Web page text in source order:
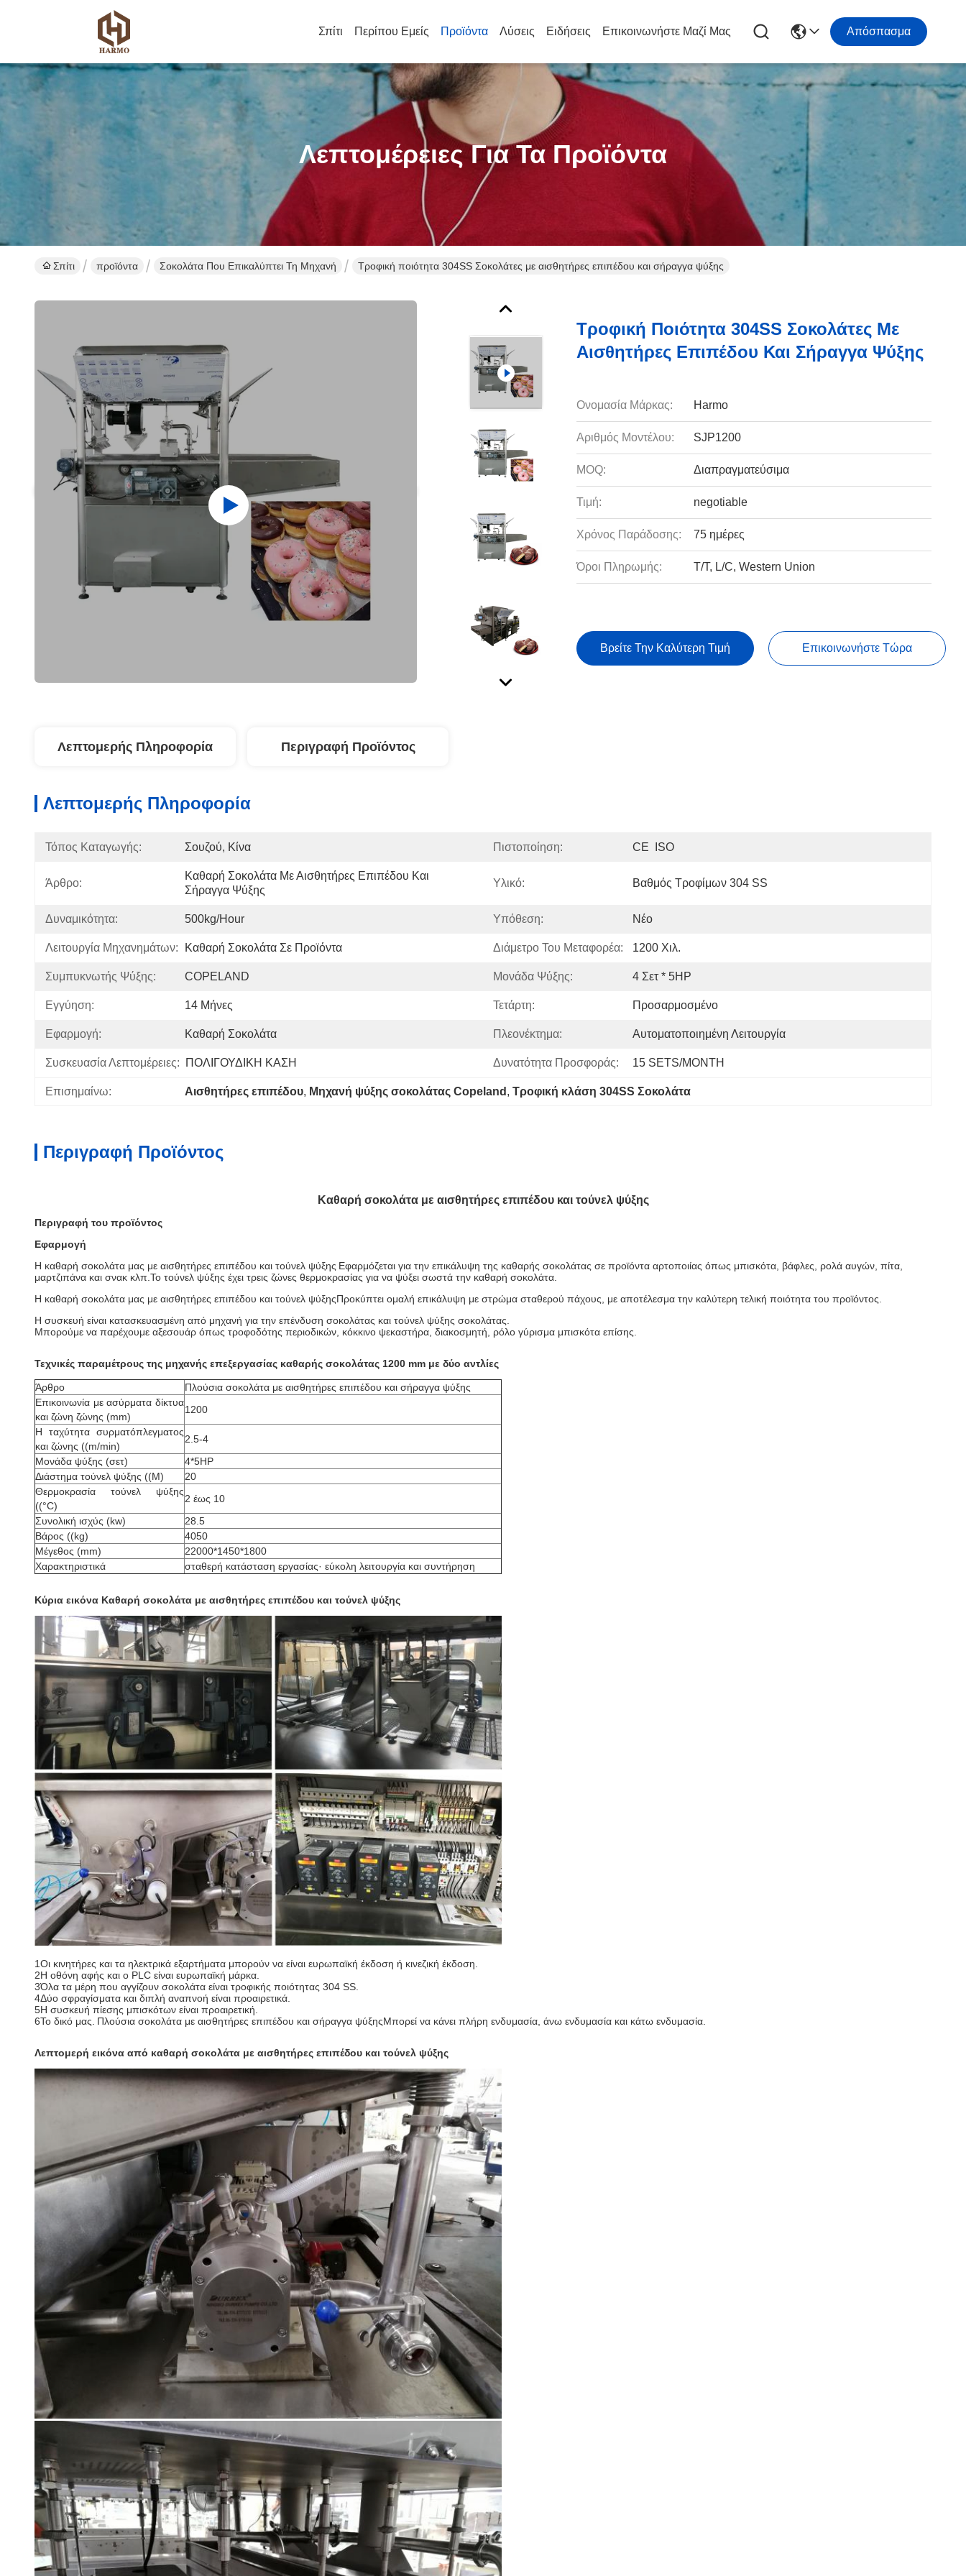
Σπίτι Περίπου Εμείς Προϊόντα Λύσεις Ειδήσεις Επικοινωνήστε Μαζί Μας Απόσπασμα
Λεπτομέρειες Για Τα Προϊόντα
Σπίτι προϊόντα Σοκολάτα Που Επικαλύπτει Τη Μηχανή Τροφική ποιότητα 304SS Σοκολάτες με αισθητήρες επιπέδου και σήραγγα ψύξης
Τροφική Ποιότητα 304SS Σοκολάτες Με
Αισθητήρες Επιπέδου Και Σήραγγα Ψύξης
Ονομασία Μάρκας: Harmo
Αριθμός Μοντέλου: SJP1200
MOQ: Διαπραγματεύσιμα
Τιμή: negotiable
Χρόνος Παράδοσης: 75 ημέρες
Όροι Πληρωμής: T/T, L/C, Western Union
Βρείτε Την Καλύτερη Τιμή Επικοινωνήστε Τώρα
Λεπτομερής Πληροφορία Περιγραφή Προϊόντος
Λεπτομερής Πληροφορία
Τόπος Καταγωγής: Σουζού, Κίνα Πιστοποίηση: CE  ISO
Άρθρο:
Καθαρή Σοκολάτα Με Αισθητήρες Επιπέδου Και
Σήραγγα Ψύξης
Υλικό: Βαθμός Τροφίμων 304 SS
Δυναμικότητα: 500kg/hour Υπόθεση: Νέο
Λειτουργία Μηχανημάτων: Καθαρή Σοκολάτα Σε Προϊόντα Διάμετρο Του Μεταφορέα: 1200 Χιλ.
Συμπυκνωτής Ψύξης: COPELAND Μονάδα Ψύξης: 4 Σετ * 5HP
Εγγύηση: 14 Μήνες Τετάρτη: Προσαρμοσμένο
Εφαρμογή: Καθαρή Σοκολάτα Πλεονέκτημα: Αυτοματοποιημένη Λειτουργία
Συσκευασία Λεπτομέρειες: ΠΟΛΙΓΟΥΔΙΚΗ ΚΑΣΗ Δυνατότητα Προσφοράς: 15 SETS/MONTH
Επισημαίνω: Αισθητήρες επιπέδου, Μηχανή ψύξης σοκολάτας Copeland , Τροφική κλάση 304SS Σοκολάτα
Περιγραφή Προϊόντος
Καθαρή σοκολάτα με αισθητήρες επιπέδου και τούνελ ψύξης
Περιγραφή του προϊόντος
Εφαρμογή
Η καθαρή σοκολάτα μας με αισθητήρες επιπέδου και τούνελ ψύξης Εφαρμόζεται για την επικάλυψη της καθαρής σοκολάτας σε προϊόντα αρτοποιίας όπως μπισκότα, βάφλες, ρολά αυγών, πίτα,
μαρτζιπάνα και σνακ κλπ.Το τούνελ ψύξης έχει τρεις ζώνες θερμοκρασίας για να ψύξει σωστά την καθαρή σοκολάτα.
Η καθαρή σοκολάτα μας με αισθητήρες επιπέδου και τούνελ ψύξηςΠροκύπτει ομαλή επικάλυψη με στρώμα σταθερού πάχους, με αποτέλεσμα την καλύτερη τελική ποιότητα του προϊόντος.
Η συσκευή είναι κατασκευασμένη από μηχανή για την επένδυση σοκολάτας και τούνελ ψύξης σοκολάτας.
Μπορούμε να παρέχουμε αξεσουάρ όπως τροφοδότης περιοδικών, κόκκινο ψεκαστήρα, διακοσμητή, ρόλο γύρισμα μπισκότα επίσης.
Τεχνικές παραμέτρους της μηχανής επεξεργασίας καθαρής σοκολάτας 1200 mm με δύο αντλίες
Άρθρο
Πλούσια σοκολάτα με αισθητήρες επιπέδου και σήραγγα ψύξης
Επικοινωνία με ασύρματα δίκτυα
και ζώνη ζώνης (mm)
1200
Η ταχύτητα συρματόπλεγματος
και ζώνης ((m/min)
2.5-4
Μονάδα ψύξης (σετ)
4*5HP
Διάστημα τούνελ ψύξης ((M)
20
Θερμοκρασία τούνελ ψύξης
((°C)
2 έως 10
Συνολική ισχύς (kw)
28.5
Βάρος ((kg)
4050
Μέγεθος (mm)
22000*1450*1800
Χαρακτηριστικά
σταθερή κατάσταση εργασίας· εύκολη λειτουργία και συντήρηση
Κύρια εικόνα Καθαρή σοκολάτα με αισθητήρες επιπέδου και τούνελ ψύξης
1Οι κινητήρες και τα ηλεκτρικά εξαρτήματα μπορούν να είναι ευρωπαϊκή έκδοση ή κινεζική έκδοση.
2Η οθόνη αφής και ο PLC είναι ευρωπαϊκή μάρκα.
3Όλα τα μέρη που αγγίζουν σοκολάτα είναι τροφικής ποιότητας 304 SS.
4Δύο σφραγίσματα και διπλή αναπνοή είναι προαιρετικά.
5Η συσκευή πίεσης μπισκότων είναι προαιρετική.
6Το δικό μας. Πλούσια σοκολάτα με αισθητήρες επιπέδου και σήραγγα ψύξηςΜπορεί να κάνει πλήρη ενδυμασία, άνω ενδυμασία και κάτω ενδυμασία.
Λεπτομερή εικόνα από καθαρή σοκολάτα με αισθητήρες επιπέδου και τούνελ ψύξης